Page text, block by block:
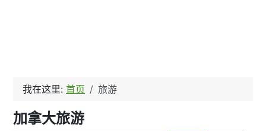
我在这里: 首页 旅游
加拿大旅游